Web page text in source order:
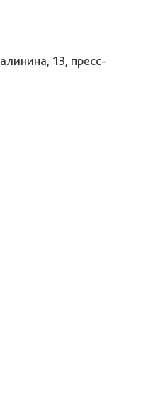
13, пресс-